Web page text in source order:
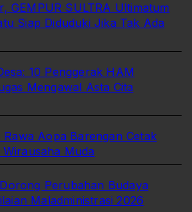
GEMPUR SULTRA Ultimatum
Siap Diduduki Jika Tak Ada
10 Penggerak HAM
Mengawal Asta Cita
Aopa Barengan Cetak
Muda
Perubahan Budaya
Maladministrasi 2026